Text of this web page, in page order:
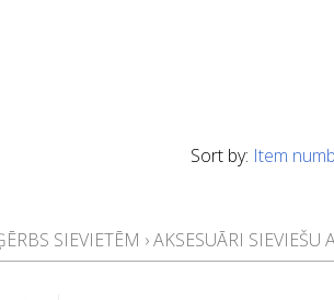
Sort by: Item
SIEVIETĒM ›AKSESUĀRI SIEVIEŠU